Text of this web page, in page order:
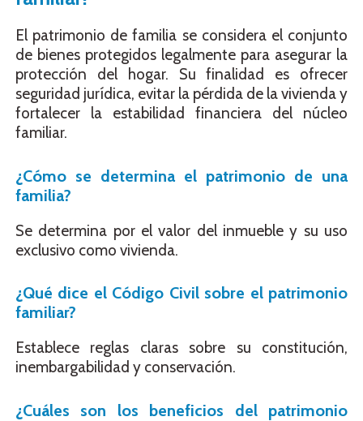
El patrimonio de familia se considera el conjunto
de bienes protegidos legalmente para asegurar la
protección del hogar. Su finalidad es ofrecer
seguridad jurídica, evitar la pérdida de la vivienda y
fortalecer la estabilidad financiera del núcleo
familiar.
¿Cómo se determina el patrimonio de una
familia?
Se determina por el valor del inmueble y su uso
exclusivo como vivienda.
¿Qué dice el Código Civil sobre el patrimonio
familiar?
Establece reglas claras sobre su constitución,
inembargabilidad y conservación.
¿Cuáles son los beneficios del patrimonio